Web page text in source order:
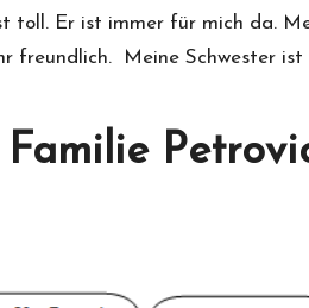
toll. Er ist immer für mich da.
Meine Schwester